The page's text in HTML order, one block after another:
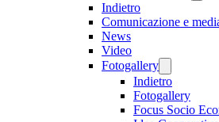
Indietro
Comunicazione e
News
Video
Fotogallery
Indietro
Fotogallery
Focus Socio